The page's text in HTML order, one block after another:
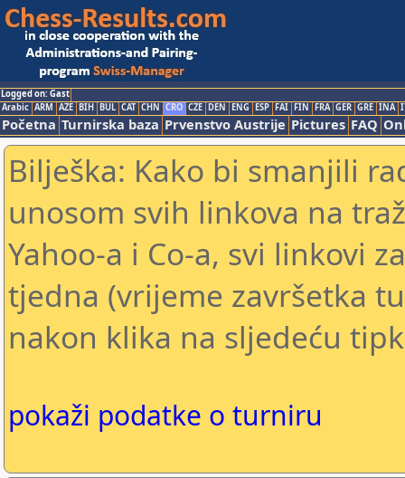
Logged on: Gast
Arabic ARM AZE BIH BUL CAT CHN CRO CZE DEN ENG ESP FAI FIN FRA GER GRE INA
Početna Turnirska baza Prvenstvo Austrije Pictures FAQ
Bilješka: Kako bi smanjili
unosom svih linkova na
Yahoo-a i Co-a, svi linkovi
tjedna (vrijeme završetka
nakon klika na sljedeću
pokaži podatke o turniru